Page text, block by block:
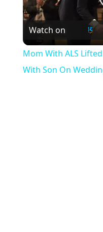
Watch on
Mom With ALS
With Son On